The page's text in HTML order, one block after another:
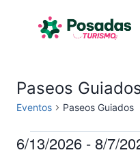
Paseos
Eventos Paseos Guiados
Eventos
6/13/2026 - 8/7/